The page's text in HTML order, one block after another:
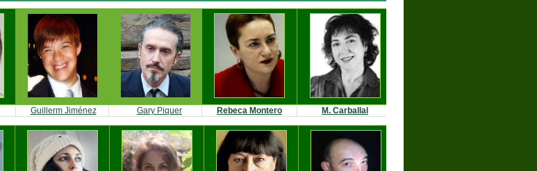
Guillerm Jiménez Gary Piquer Rebeca Montero M. Carballal